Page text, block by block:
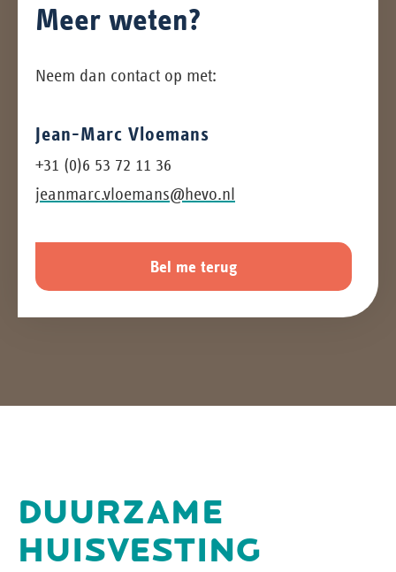
Meer weten?
Neem dan contact op met:
Jean-Marc Vloemans
+31 (0)6 53 72 11 36
jeanmarc.vloemans@hevo.nl
Bel me terug
DUURZAME
HUISVESTING